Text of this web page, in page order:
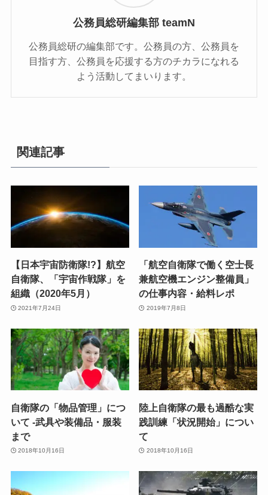
公務員総研編集部 teamN
公務員総研の編集部です。公務員の方、公務員を
目指す方、公務員を応援する方のチカラになれる
よう活動してまいります。
関連記事
【日本宇宙防衛隊!?】航空
自衛隊、「宇宙作戦隊」を
組織（2020年5月）
2021年7月24日
「航空自衛隊で働く空士長
兼航空機エンジン整備員」
の仕事内容・給料レポ
2019年7月8日
自衛隊の「物品管理」につ
いて -武具や装備品・服装
まで
2018年10月16日
陸上自衛隊の最も過酷な実
践訓練「状況開始」につい
て
2018年10月16日